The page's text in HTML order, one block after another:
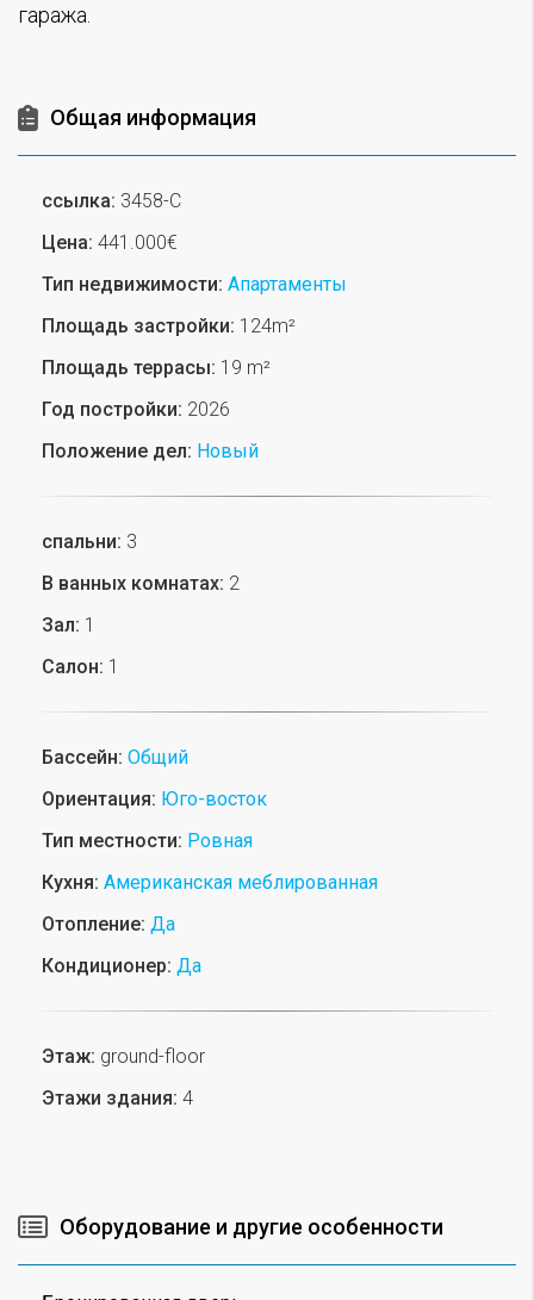
гаража.
Общая информация
ссылка: 3458-C
Цена: 441.000€
Тип недвижимости: Апартаменты
Площадь застройки: 124m²
Площадь террасы: 19 m²
Год постройки: 2026
Положение дел: Новый
спальни: 3
В ванных комнатах: 2
Зал: 1
Салон: 1
Бассейн: Общий
Ориентация: Юго-восток
Тип местности: Ровная
Кухня: Американская меблированная
Отопление: Да
Кондиционер: Да
Этаж: ground-floor
Этажи здания: 4
Оборудование и другие особенности